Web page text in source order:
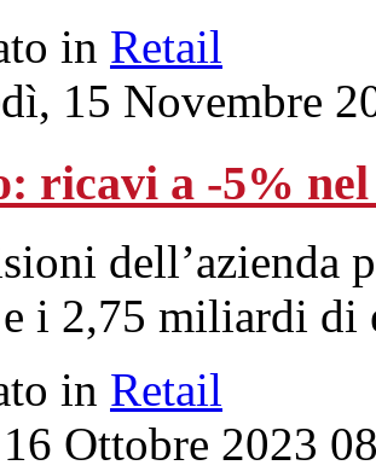
in Retail
15 Novembre
ricavi a -5% nel
dell’azienda
i 2,75 miliardi di
in Retail
Ottobre 2023